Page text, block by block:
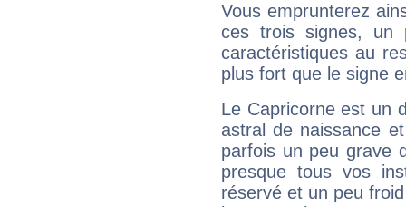
Vous emprunterez
ces trois signes, un
caractéristiques au
plus fort que le signe
Le Capricorne est un
astral de naissance
parfois un peu grave
presque tous vos
réservé et un peu